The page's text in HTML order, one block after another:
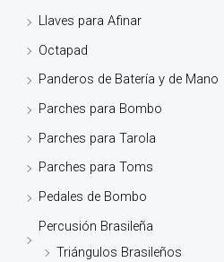
Llaves para Afinar
Octapad
Panderos de Batería y de Mano
Parches para Bombo
Parches para Tarola
Parches para Toms
Pedales de Bombo
Percusión Brasileña
Triángulos Brasileños